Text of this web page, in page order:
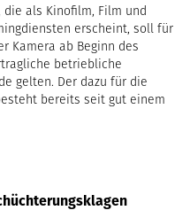
als Kinofilm, Film und
erscheint, soll für
Kamera ab Beginn des
betriebliche
gelten. Der dazu für die
bereits seit gut einem